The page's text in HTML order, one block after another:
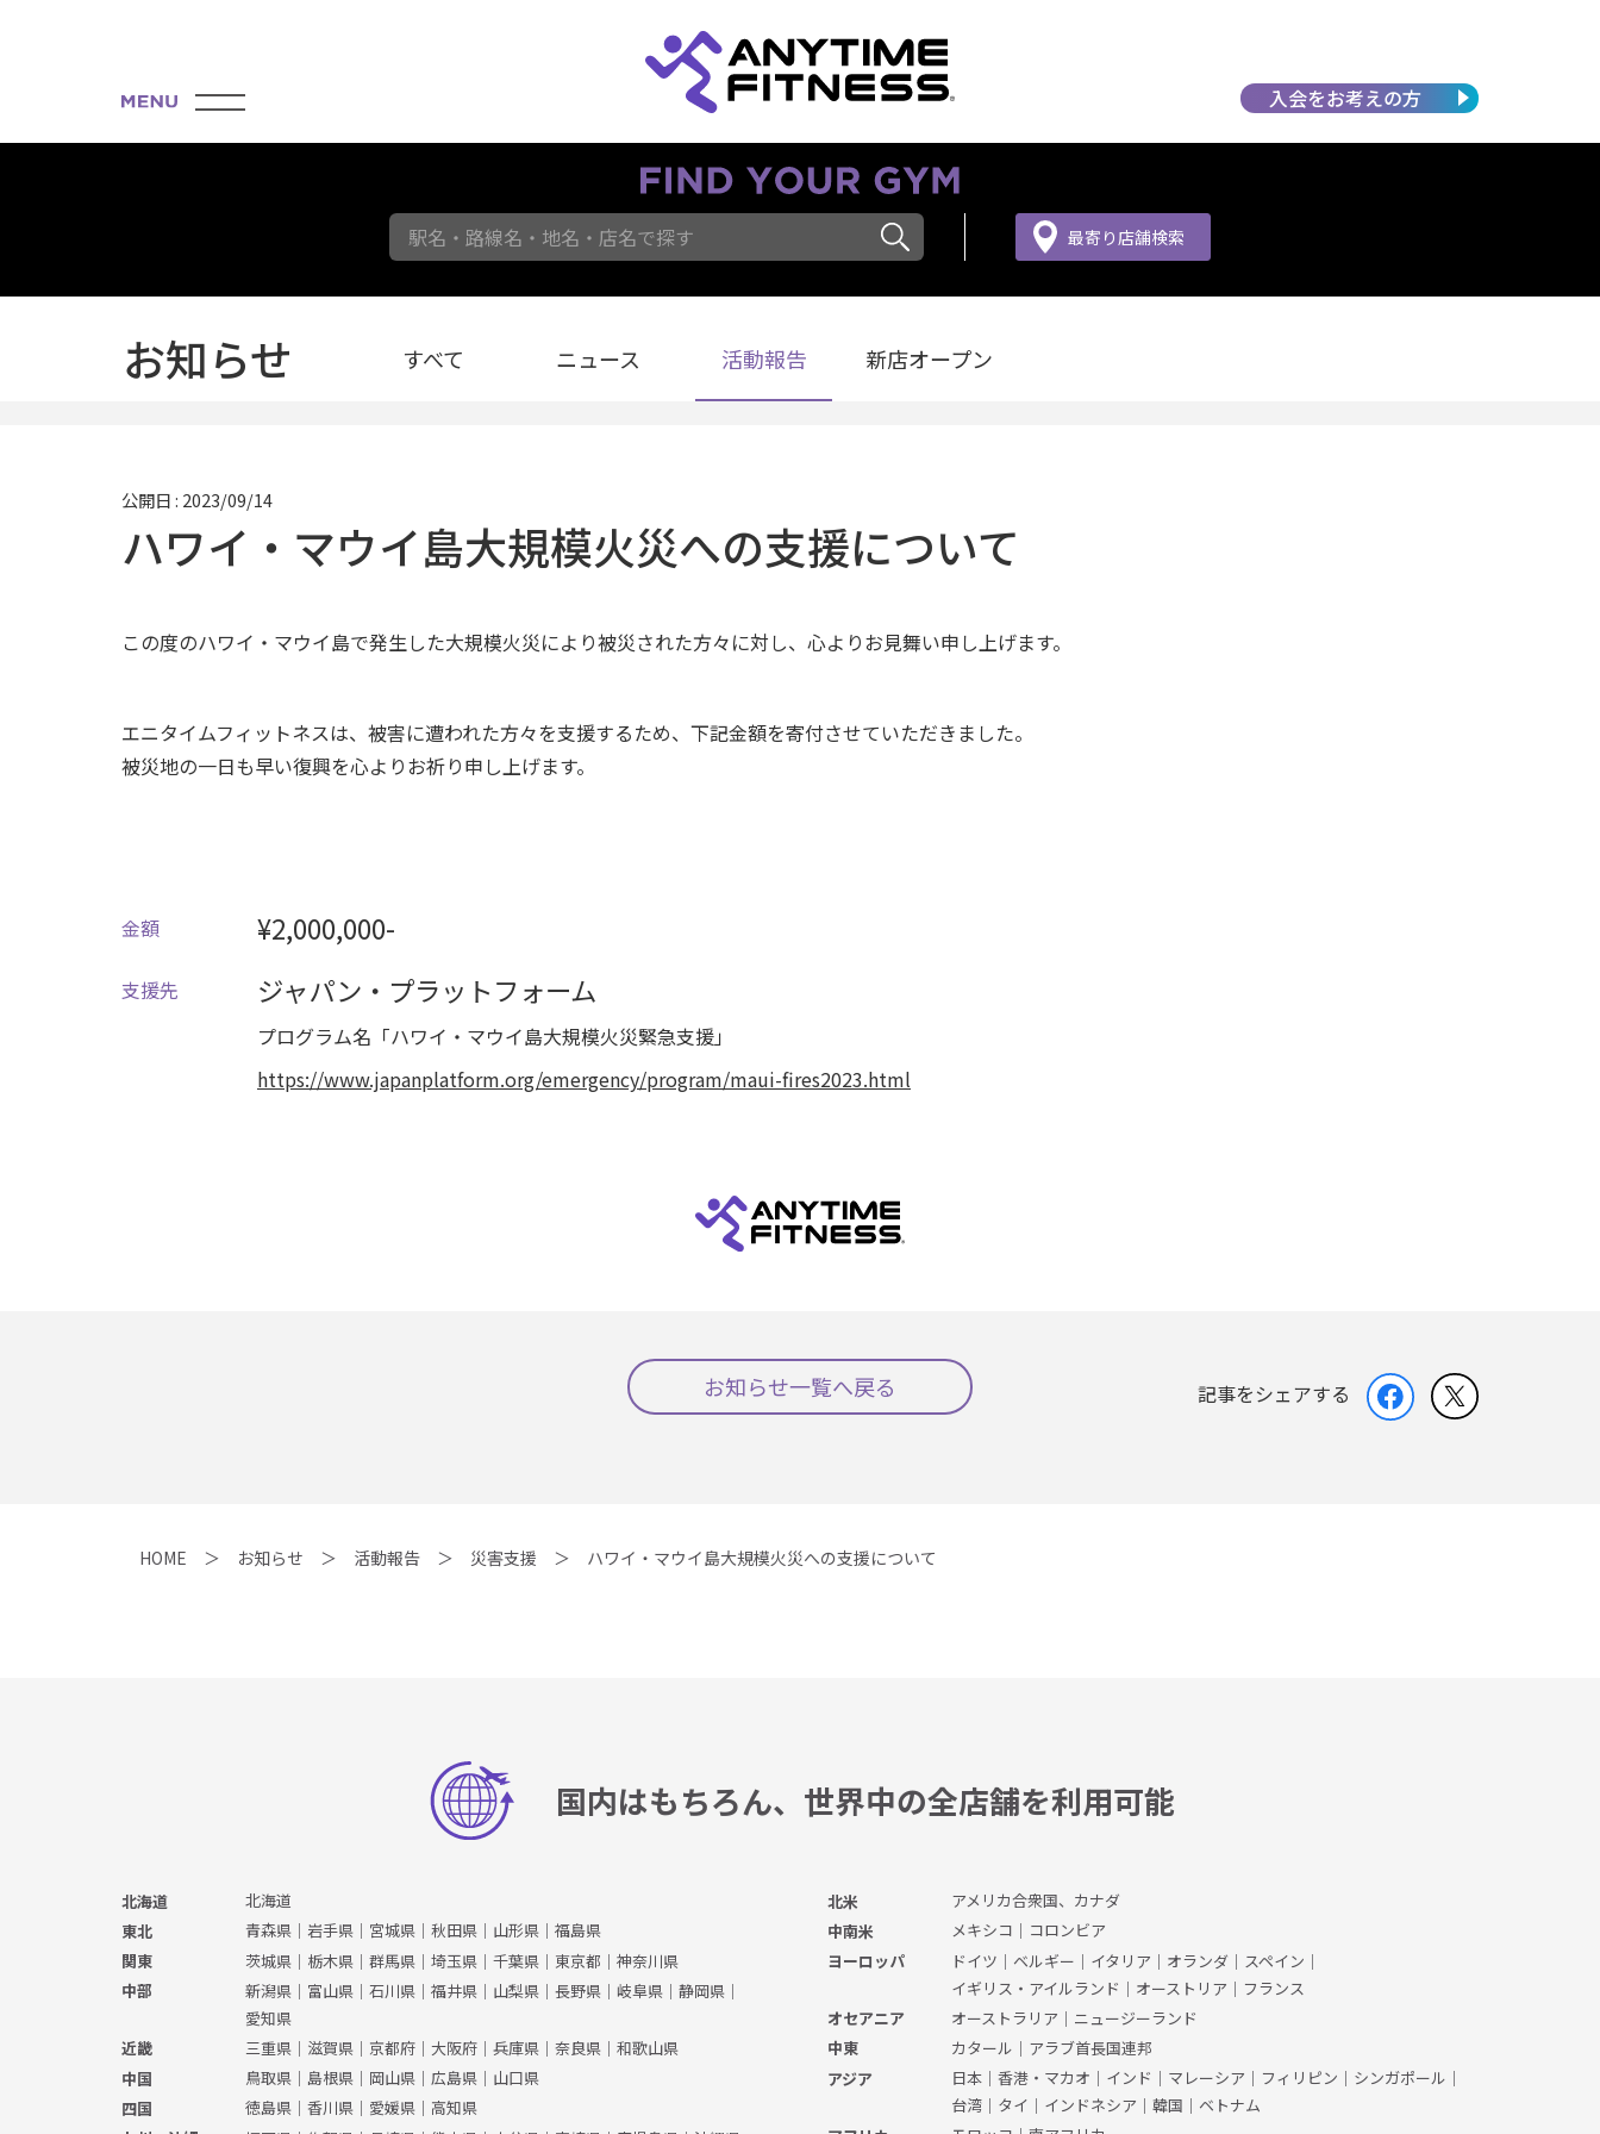
入会をお考えの方
駅名・路線名・地名・店名で探す 最寄り店舗検索
お知らせ すべて ニュース 活動報告 新店オープン
公開日 : 2023/09/14
ハワイ・マウイ島大規模火災への支援について
この度のハワイ・マウイ島で発生した大規模火災により被災された方々に対し、心よりお見舞い申し上げます。
エニタイムフィットネスは、被害に遭われた方々を支援するため、下記金額を寄付させていただきました。
被災地の一日も早い復興を心よりお祈り申し上げます。
金額 ¥2,000,000-
支援先 ジャパン・プラットフォーム
プログラム名「ハワイ・マウイ島大規模火災緊急支援」
https://www.japanplatform.org/emergency/program/maui-fires2023.html
お知らせ一覧へ戻る 記事をシェアする
HOME お知らせ 活動報告 災害支援 ハワイ・マウイ島大規模火災への支援について
国内はもちろん、 世界中の全店舗を利用可能
北海道
北海道
東北
青森県 ｜ 岩手県 ｜ 宮城県 ｜ 秋田県 ｜ 山形県 ｜ 福島県
関東
茨城県 ｜ 栃木県 ｜ 群馬県 ｜ 埼玉県 ｜ 千葉県 ｜ 東京都 ｜ 神奈川県
中部
新潟県 ｜ 富山県 ｜ 石川県 ｜ 福井県 ｜ 山梨県 ｜ 長野県 ｜ 岐阜県 ｜ 静岡県 ｜
愛知県
近畿
三重県 ｜ 滋賀県 ｜ 京都府 ｜ 大阪府 ｜ 兵庫県 ｜ 奈良県 ｜ 和歌山県
中国
鳥取県 ｜ 島根県 ｜ 岡山県 ｜ 広島県 ｜ 山口県
四国
徳島県 ｜ 香川県 ｜ 愛媛県 ｜ 高知県
北米
アメリカ合衆国、カナダ
中南米
メキシコ ｜ コロンビア
ヨーロッパ
ドイツ ｜ ベルギー ｜ イタリア ｜ オランダ ｜ スペイン ｜
イギリス・アイルランド ｜ オーストリア ｜ フランス
オセアニア
オーストラリア ｜ ニュージーランド
中東
カタール ｜ アラブ首長国連邦
アジア
日本｜ 香港・マカオ ｜ インド ｜ マレーシア ｜ フィリピン ｜ シンガポール ｜
台湾｜ タイ ｜ インドネシア ｜ 韓国 ｜ ベトナム